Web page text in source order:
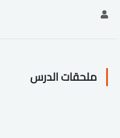
ملحقات الدرس